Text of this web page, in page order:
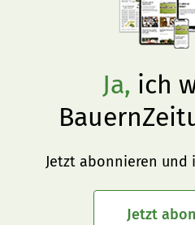
Ja, ich
Jetzt abonnieren
Jetzt